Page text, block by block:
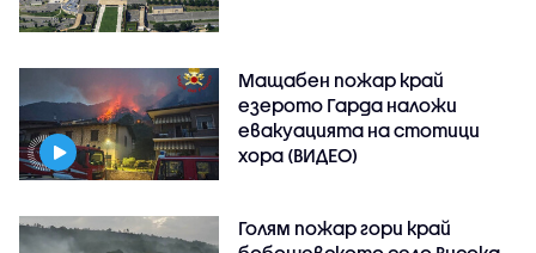
Мащабен пожар край
езерото Гарда наложи
евакуацията на стотици
хора (ВИДЕО)
Голям пожар гори край